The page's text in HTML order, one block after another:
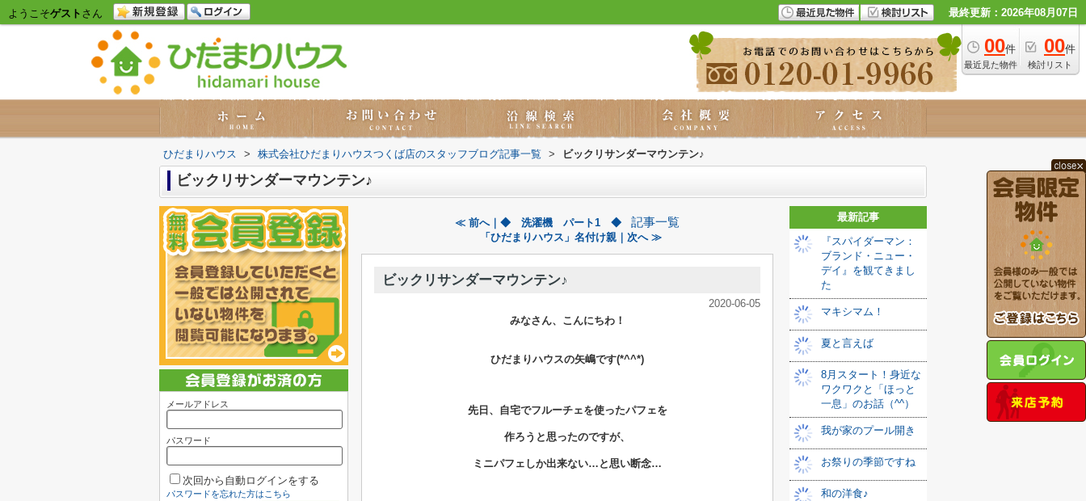
ようこそゲスト さん 最終更新：2026年08月07日
00件
最近見た物件
00件
検討リスト
ひだまりハウス > 株式会社ひだまりハウスつくば店のスタッフブログ記事一覧 > ビックリサンダーマウンテン♪
ビックリサンダーマウンテン♪
≪ 前へ｜◆ 洗濯機 パート1 ◆ 記事一覧
「ひだまりハウス」名付け親｜次へ ≫
ビックリサンダーマウンテン♪
2020-06-05
みなさん、こんにちわ！
ひだまりハウスの矢嶋です(*^^*)
先日、自宅でフルーチェを使ったパフェを
作ろうと思ったのですが、
ミニパフェしか出来ない…と思い断念…
最新記事
『スパイダーマン：
ブランド・ニュー・
デイ』を観てきまし
た️
マキシマム！
夏と言えば
8月スタート！身近な
ワクワクと「ほっと
一息」のお話（^^）
我が家のプール開き
お祭りの季節ですね
和の洋食♪
メールアドレス
パスワード
次回から自動ログインをする
パスワードを忘れた方はこちら